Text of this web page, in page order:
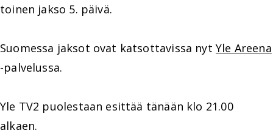
toinen jakso 5. päivä.
Suomessa jaksot ovat katsottavissa nytYle Areena
-palvelussa.
Yle TV2 puolestaan esittää tänään klo 21.00
alkaen.